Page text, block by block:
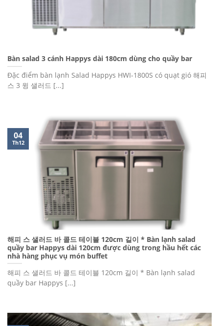
Bàn salad 3 cánh Happys dài 180cm dùng cho quầy bar
Đặc điểm bàn lạnh Salad Happys HWI-1800S có quạt gió 해피
스 3 윙 샐러드 [...]
해피 스 샐러드 바 콜드 테이블 120cm 길이 * Bàn lạnh salad
quầy bar Happys dài 120cm được dùng trong hầu hết các
nhà hàng phục vụ món buffet
해피 스 샐러드 바 콜드 테이블 120cm 길이 * Bàn lạnh salad
quầy bar Happys [...]
04
Th12